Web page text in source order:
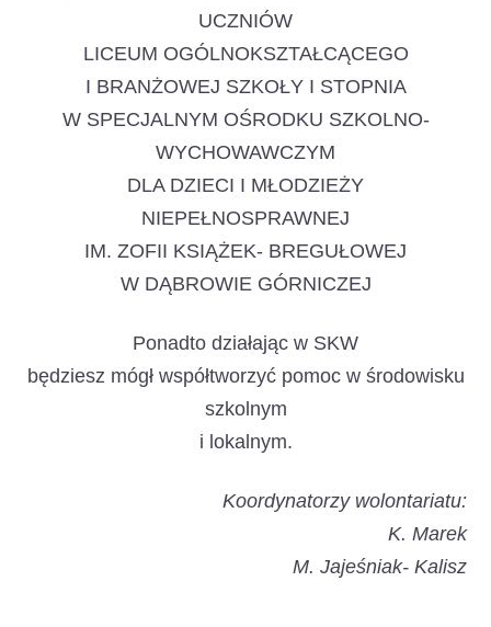
UCZNIÓW
LICEUM OGÓLNOKSZTAŁCĄCEGO
I BRANŻOWEJ SZKOŁY I STOPNIA
W SPECJALNYM OŚRODKU SZKOLNO-
WYCHOWAWCZYM
DLA DZIECI I MŁODZIEŻY
NIEPEŁNOSPRAWNEJ
IM. ZOFII KSIĄŻEK- BREGUŁOWEJ
W DĄBROWIE GÓRNICZEJ
Ponadto działając w SKW
będziesz mógł współtworzyć pomoc w środowisku
szkolnym
i lokalnym.
Koordynatorzy wolontariatu:
K. Marek
M. Jajeśniak- Kalisz